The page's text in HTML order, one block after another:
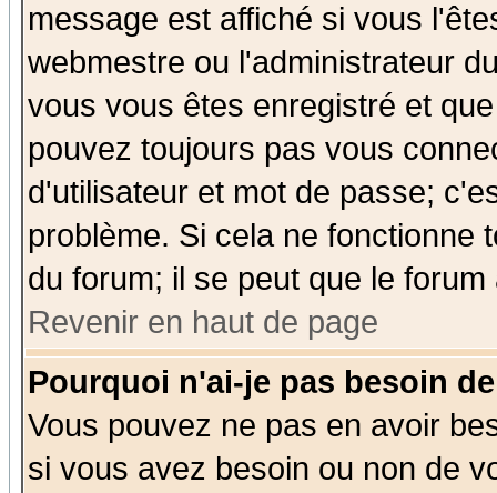
message est affiché si vous
webmestre ou l'administrateur
vous vous êtes enregistré et
pouvez toujours pas vous
d'utilisateur et mot de passe;
problème. Si cela ne fonctionne
du forum; il se peut que le
Revenir en haut de page
Pourquoi n'ai-je pas besoin
Vous pouvez ne pas en avoir
si vous avez besoin ou non de